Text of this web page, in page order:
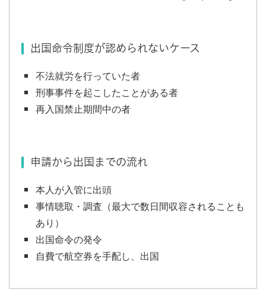
出国命令制度が認められないケース
不法就労を行っていた者
刑事事件を起こしたことがある者
再入国禁止期間中の者
申請から出国までの流れ
本人が入管に出頭
事情聴取・調査（最大で数日間収容されることも
あり）
出国命令の発令
自費で航空券を手配し、出国